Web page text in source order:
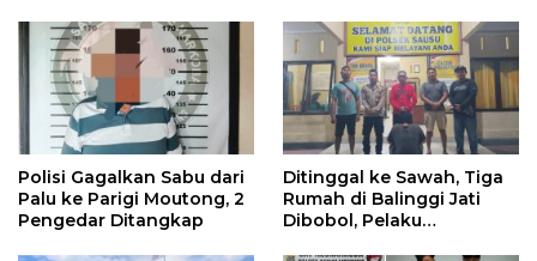
Polisi Gagalkan Sabu dari
Palu ke Parigi Moutong, 2
Pengedar Ditangkap
Ditinggal ke Sawah, Tiga
Rumah di Balinggi Jati
Dibobol, Pelaku